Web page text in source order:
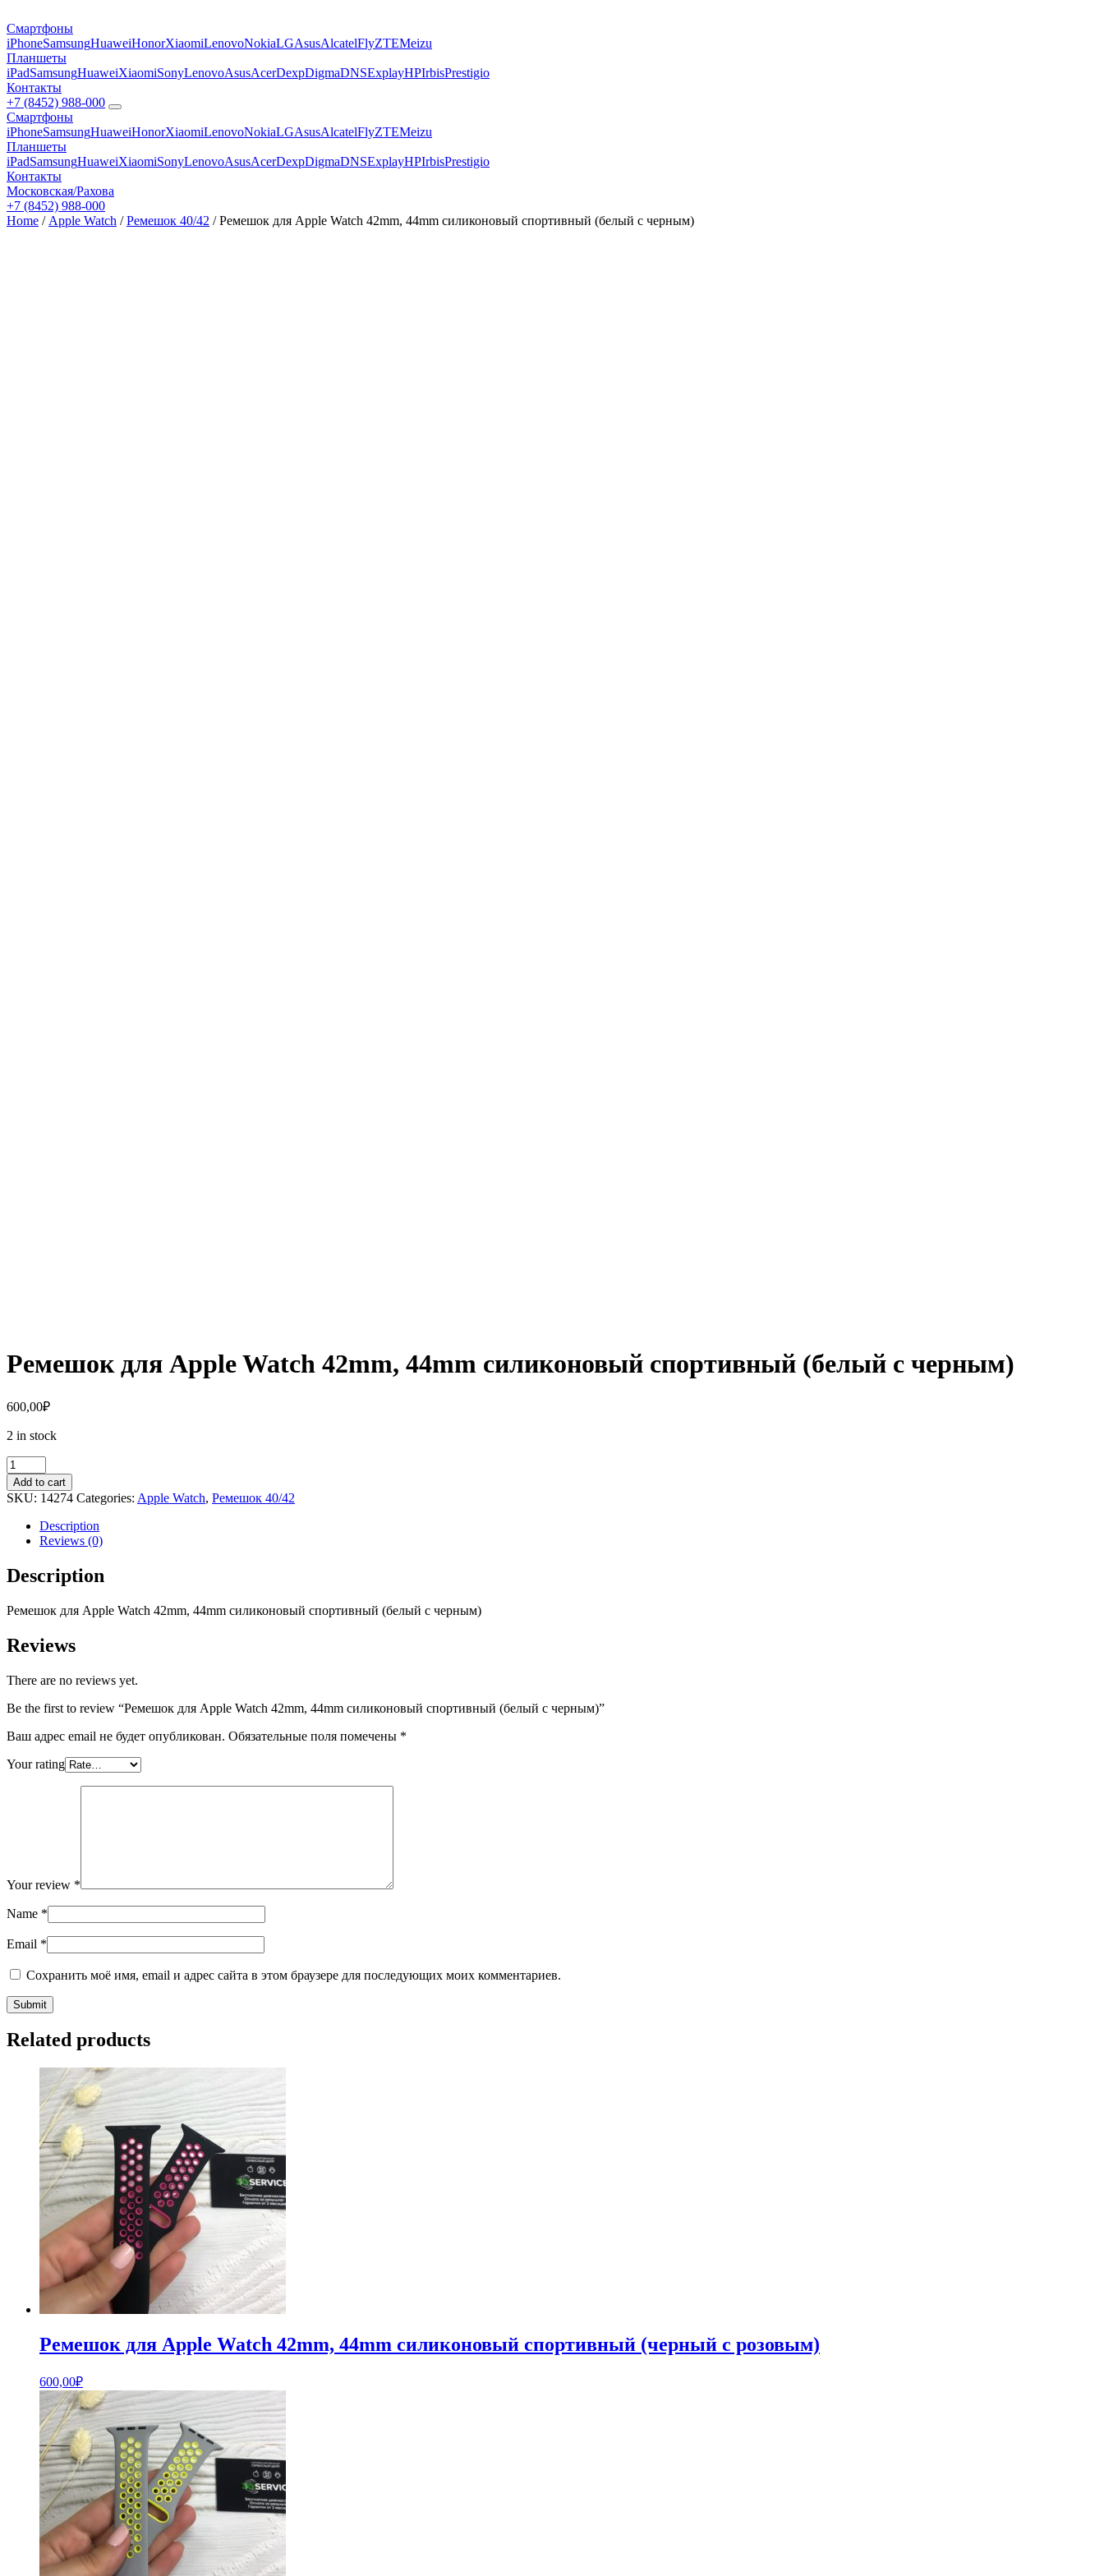
Смартфоны
iPhoneSamsungHuaweiHonorXiaomiLenovoNokiaLGAsusAlcatelFlyZTEMeizu
Планшеты
iPadSamsungHuaweiXiaomiSonyLenovoAsusAcerDexpDigmaDNSExplayHPIrbisPrestigio
Контакты
+7 (8452) 988-000
Смартфоны
iPhoneSamsungHuaweiHonorXiaomiLenovoNokiaLGAsusAlcatelFlyZTEMeizu
Планшеты
iPadSamsungHuaweiXiaomiSonyLenovoAsusAcerDexpDigmaDNSExplayHPIrbisPrestigio
Контакты
Московская/Рахова
+7 (8452) 988-000
Home / Apple Watch /Ремешок 40/42 / Ремешок для Apple Watch 42mm, 44mm силиконовый спортивный (белый с черным)
Ремешок для Apple Watch 42mm, 44mm силиконовый спортивный (белый с черным)
600,00₽
2 in stock
Ремешок
для
Apple
Watch
42mm,
44mm
силиконовый
спортивный
(белый
черным)
Add to cart
SKU: 14274 Categories: Apple Watch, Ремешок 40/42
Description
Reviews (0)
Description
Ремешок для Apple Watch 42mm, 44mm силиконовый спортивный (белый с черным)
Reviews
There are no reviews yet.
Be the first to review “Ремешок для Apple Watch 42mm, 44mm силиконовый спортивный (белый с черным)”
Ваш адрес email не будет опубликован. Обязательные поля помечены *
Your rating
Your review *
Name *
Email *
Сохранить моё имя, email и адрес сайта в этом браузере для последующих моих комментариев.
Related products
Ремешок для Apple Watch 42mm, 44mm силиконовый спортивный (черный с розовым)
600,00₽